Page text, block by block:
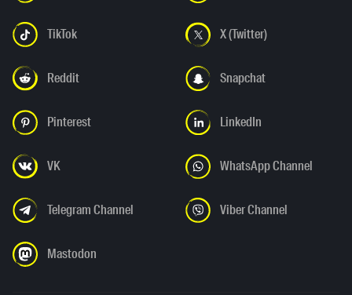
TikTok X (Twitter)
Reddit Snapchat
Pinterest LinkedIn
VK WhatsApp Channel
Telegram Channel Viber Channel
Mastodon